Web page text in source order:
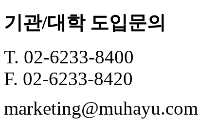
기관/대학 도입문의
T. 02-6233-8400
F. 02-6233-8420
marketing@muhayu.com